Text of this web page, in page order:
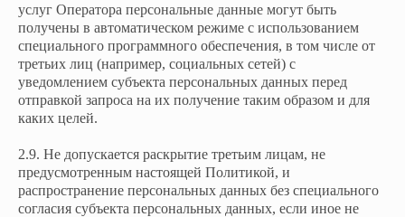
услуг Оператора персональные данные могут быть
получены в автоматическом режиме с использованием
специального программного обеспечения, в том числе от
третьих лиц (например, социальных сетей) с
уведомлением субъекта персональных данных перед
отправкой запроса на их получение таким образом и для
каких целей.
2.9. Не допускается раскрытие третьим лицам, не
предусмотренным настоящей Политикой, и
распространение персональных данных без специального
согласия субъекта персональных данных, если иное не